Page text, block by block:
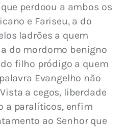
perdoou a ambos os
e Fariseu, a do
ladrões a quem
do mordomo benigno
filho pródigo a quem
Evangelho não
a cegos, liberdade
a paralíticos, enfim
ao Senhor que